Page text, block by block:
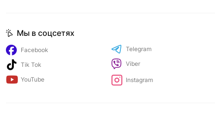
Мы в соцсетях
Facebook
Tik Tok
YouTube
Telegram
Viber
Instagram